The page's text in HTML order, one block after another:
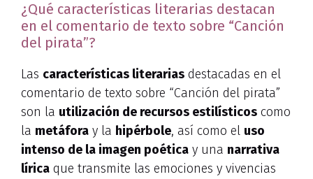
¿Qué características literarias destacan
en el comentario de texto sobre “Canción
del pirata”?
Las características literarias destacadas en el
comentario de texto sobre “Canción del pirata”
son la utilización de recursos estilísticos como
la metáfora y la hipérbole, así como el uso
intenso de la imagen poética y una narrativa
lírica que transmite las emociones y vivencias